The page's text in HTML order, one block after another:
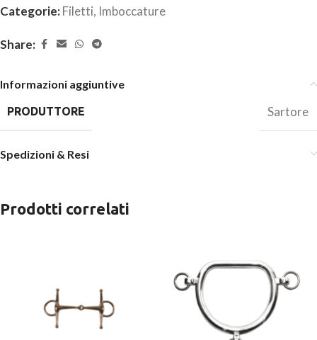
Categorie:Filetti, Imboccature
Share:
Informazioni aggiuntive
PRODUTTORE Sartore
Spedizioni & Resi
Prodotti correlati